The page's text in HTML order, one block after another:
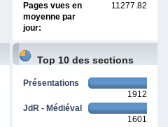
Pages vues en
moyenne par
jour:
11277.82
Top 10 des sections
Présentations
1912
JdR - Médiéval
1601